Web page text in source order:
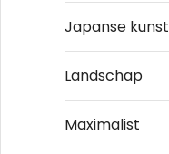
Japanse kunst
Landschap
Maximalist